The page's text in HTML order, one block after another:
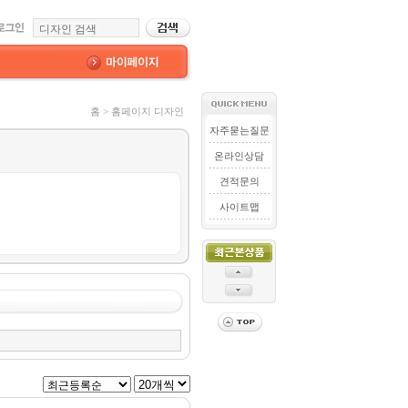
홈 > 홈페이지 디자인
자주묻는질문
온라인상담
견적문의
사이트맵